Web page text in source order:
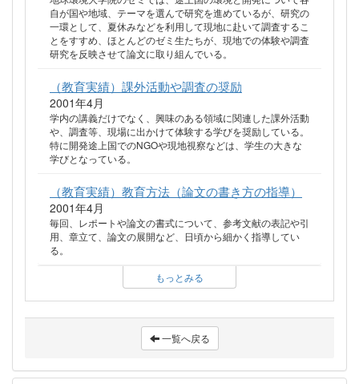
自が国や地域、テーマを選んで研究を進めているが、研究の
一環として、夏休みなどを利用して現地に赴いて調査するこ
とをすすめ、ほとんどのゼミ生たちが、現地での体験や調査
研究を反映させて論文に取り組んでいる。
（教育実績）課外活動や調査の奨励
2001年4月
学内の講義だけでなく、興味のある領域に関連した課外活動
や、調査等、現場に出かけて体験する学びを奨励している。
特に開発途上国でのNGOや現地視察などは、学生の大きな
学びとなっている。
（教育実績）教育方法（論文の書き方の指導）
2001年4月
毎回、レポートや論文の書式について、参考文献の表記や引
用、章立て、論文の展開など、日頃から細かく指導してい
る。
もっとみる
一覧へ戻る